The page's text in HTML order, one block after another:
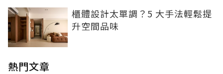
櫃體設計太單調？5 大手法輕鬆提
升空間品味
熱門文章